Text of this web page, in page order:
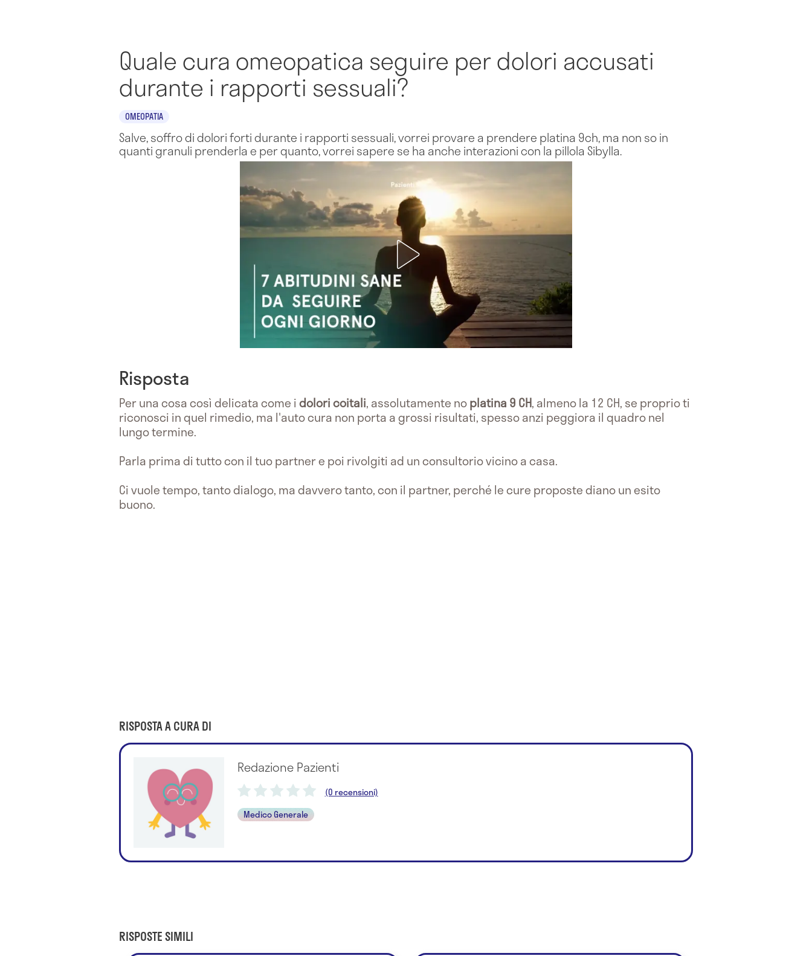
Quale cura omeopatica seguire per dolori accusati
durante i rapporti sessuali?
OMEOPATIA
Salve, soffro di dolori forti durante i rapporti sessuali, vorrei provare a prendere platina 9ch, ma non so in
quanti granuli prenderla e per quanto, vorrei sapere se ha anche interazioni con la pillola Sibylla.
Risposta
Per una cosa così delicata come idolori coitali, assolutamente noplatina 9 CH, almeno la 12 CH, se proprio ti
riconosci in quel rimedio, ma l'auto cura non porta a grossi risultati, spesso anzi peggiora il quadro nel
lungo termine.
Parla prima di tutto con il tuo partner e poi rivolgiti ad un consultorio vicino a casa.
Ci vuole tempo, tanto dialogo, ma davvero tanto, con il partner, perché le cure proposte diano un esito
buono.
RISPOSTA A CURA DI
Redazione Pazienti
(0 recensioni)
Medico Generale
RISPOSTE SIMILI